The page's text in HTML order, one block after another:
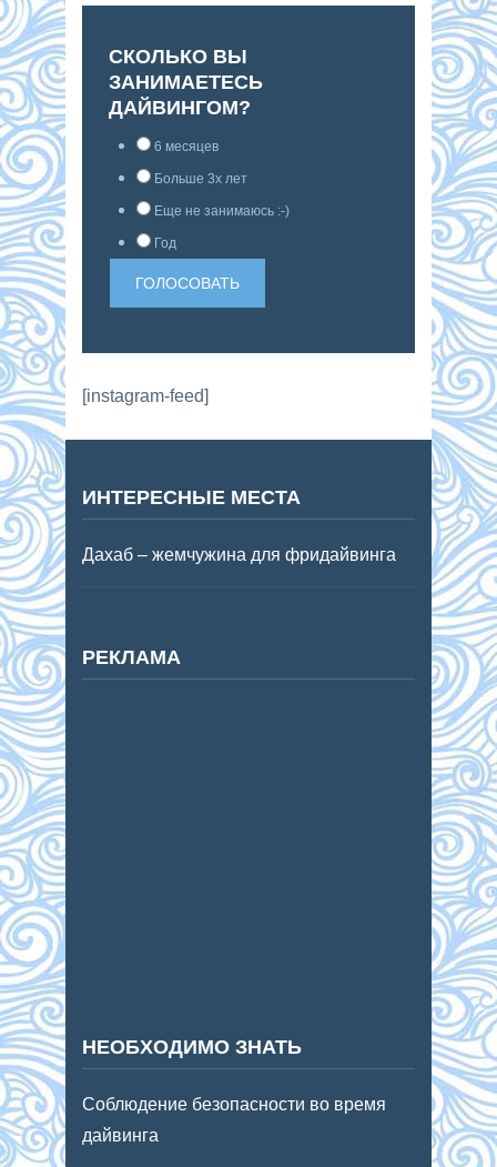
СКОЛЬКО ВЫ
ЗАНИМАЕТЕСЬ
ДАЙВИНГОМ?
6 месяцев
Больше 3х лет
Еще не занимаюсь :-)
Год
[instagram-feed]
ИНТЕРЕСНЫЕ МЕСТА
Дахаб – жемчужина для фридайвинга
РЕКЛАМА
НЕОБХОДИМО ЗНАТЬ
Соблюдение безопасности во время
дайвинга